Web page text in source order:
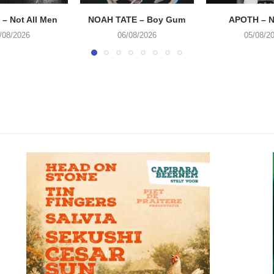
– Not All Men
08/2026
NOAH TATE – Boy Gum
06/08/2026
APOTH –
05/08/